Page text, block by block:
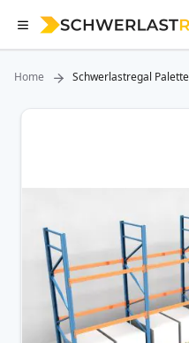
Home
Schwerlastregal
Zum